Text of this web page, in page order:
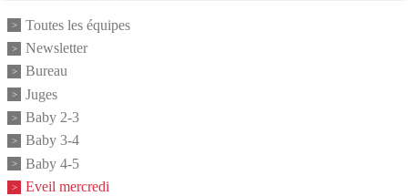
Toutes les équipes
Newsletter
Bureau
Juges
Baby 2-3
Baby 3-4
Baby 4-5
Eveil mercredi